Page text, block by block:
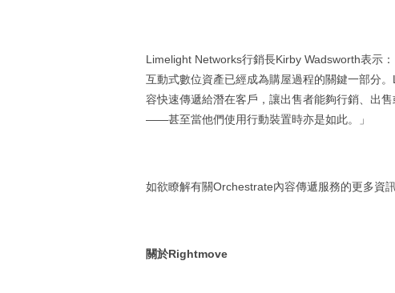
Limelight Networks行銷長Kirby Wadsworth表示
互動式數位資產已經成為購屋過程的關鍵一部分
容快速傳遞給潛在客戶，讓出售者能夠行銷、出
——甚至當他們使用行動裝置時亦是如此。」
如欲瞭解有關Orchestrate內容傳遞服務的更多資
關於Rightmove